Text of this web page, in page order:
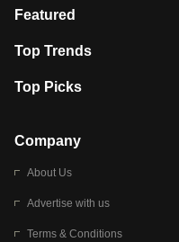
मुंबई में लगे 'जेन जी' के पोस्टर, लिखा- 'मैं
Featured
10 अगस्त को विधानसभा का घेराव करेंगे
Top Trends
RBI का नया नियम: अब बैंकों को अपनी
Top Picks
बारिश की चेतावनी
Company
About Us
Advertise with us
Terms & Conditions